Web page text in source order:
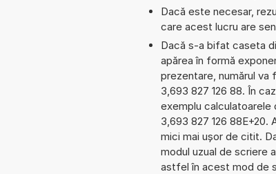
Dacă este necesar,
care acest lucru are
Dacă s-a bifat caseta
apărea în formă
prezentare, numărul va
3,693 827 126 88. În
exemplu calculatoarele
3,693 827 126
mici mai ușor de citit.
modul uzual de scriere
astfel în acest mod de